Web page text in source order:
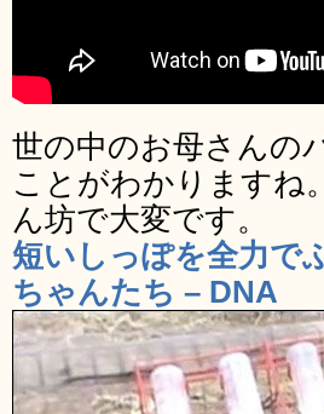
世の中のお母さん
ことがわかりますね
ん坊で大変です。
短いしっぽを全力で
ちゃんたち – DNA